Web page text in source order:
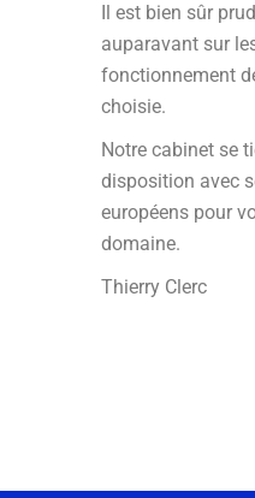
Il est bien sûr
auparavant sur
fonctionnement
choisie.
Notre cabinet se
disposition avec
européens pour
domaine.
Thierry Clerc